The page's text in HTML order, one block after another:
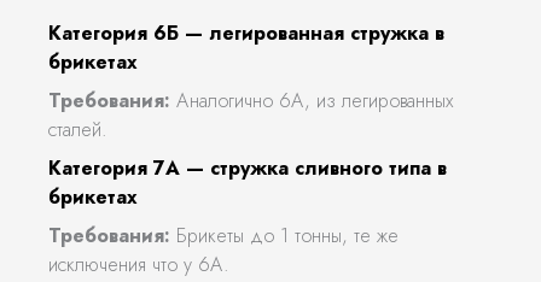
Категория 6Б — легированная стружка в
брикетах
Требования: Аналогично 6А, из легированных
сталей.
Категория 7А — стружка сливного типа в
брикетах
Требования: Брикеты до 1 тонны, те же
исключения что у 6А.